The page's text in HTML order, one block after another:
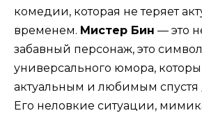
комедии, которая не теряет
временем. Мистер Бин — это
забавный персонаж, это символ
универсального юмора,
актуальным и любимым спустя
Его неловкие ситуации,